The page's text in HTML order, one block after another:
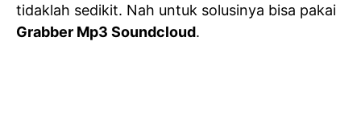
tidaklah sedikit. Nah untuk solusinya bisa pakai
Grabber Mp3 Soundcloud.